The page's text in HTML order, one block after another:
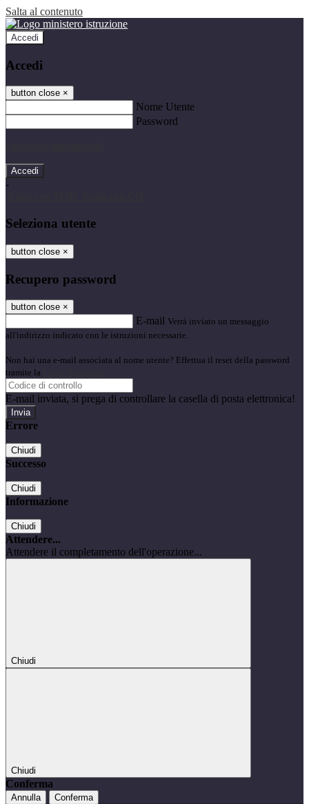
Salta al contenuto
Accedi
Accedi
button close ×
Nome Utente
Password
-
Seleziona utente
button close ×
Recupero password
button close ×
E-mail Verrà inviato un messaggio
all'indirizzo indicato con le istruzioni necessarie.
Non hai una e-mail associata al nome utente? Effettua il reset della password
tramite la
E-mail inviata, si prega di controllare la casella di posta elettronica!
Errore
Chiudi
Successo
Chiudi
Informazione
Chiudi
Attendere...
Attendere il completamento dell'operazione...
Chiudi
Chiudi
Conferma
Annulla Conferma